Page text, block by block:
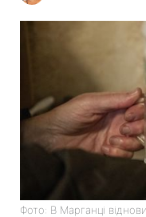
Фото: В Марганці